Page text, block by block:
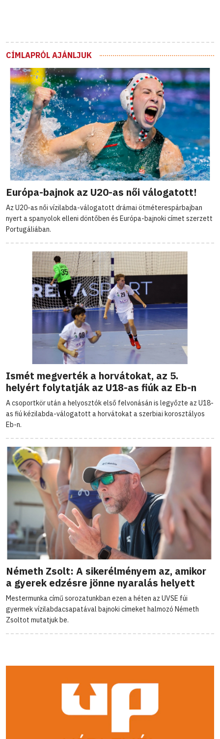
CÍMLAPRÓL AJÁNLJUK
Európa-bajnok az U20-as női válogatott!
Az U20-as női vízilabda-válogatott drámai ötméterespárbajban
nyert a spanyolok elleni döntőben és Európa-bajnoki címet szerzett
Portugáliában.
Ismét megverték a horvátokat, az 5.
helyért folytatják az U18-as fiúk az Eb-n
A csoportkör után a helyosztók első felvonásán is legyőzte az U18-
as fiú kézilabda-válogatott a horvátokat a szerbiai korosztályos
Eb-n.
Németh Zsolt: A sikerélményem az, amikor
a gyerek edzésre jönne nyaralás helyett
Mestermunka című sorozatunkban ezen a héten az UVSE fúi
gyermek vízilabdacsapatával bajnoki címeket halmozó Németh
Zsoltot mutatjuk be.